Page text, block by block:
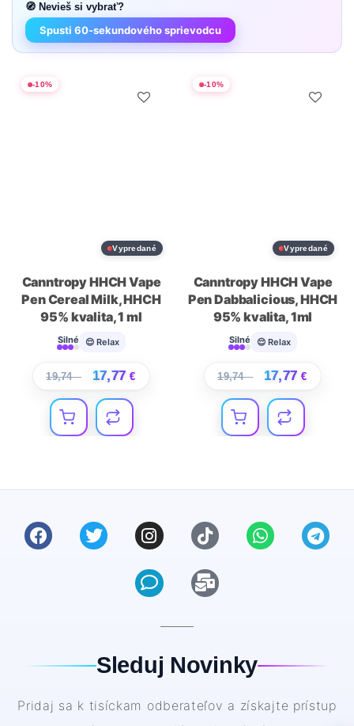
🧭 Nevieš si vybrať?
Spusti 60-sekundového sprievodcu
-10%
Vypredané
Canntropy HHCH Vape
Pen Cereal Milk, HHCH
95% kvalita, 1 ml
Silné 😌 Relax
19,74€ 17,77€
-10%
Vypredané
Canntropy HHCH Vape
Pen Dabbalicious, HHCH
95% kvalita, 1ml
Silné 😌 Relax
19,74€ 17,77€
Sleduj Novinky
Pridaj sa k tisíckam odberateľov a získajte prístup